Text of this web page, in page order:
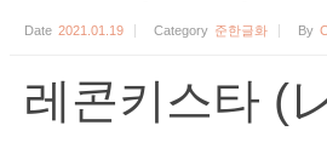
Date 2021.01.19 Category 준한글화 By
레콘키스타 (